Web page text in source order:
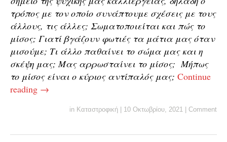
τρόπος με τον οποίο συνάπτουμε σχέσεις με τους
άλλους, τις άλλες; Σωματοποιείται και πώς το
μίσος; Γιατί βγάζουν φωτιές τα μάτια μας όταν
μισούμε; Τι άλλο παθαίνει το σώμα μας και η
σκέψη μας; Μας αρρωσταίνει το μίσος; Μήπως
το μίσος είναι ο κύριος αντίπαλός μας; Continue
reading →
in Καταστροφική 10 Οκτωβρίου, 2021 Comment